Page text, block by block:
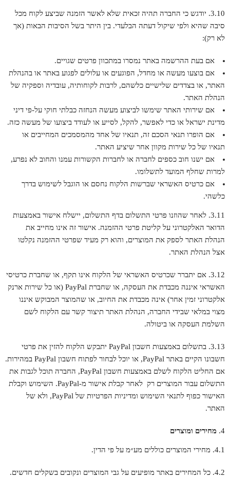
3.10. יודגש כי החברה תהיה זכאית שלא לאשר הזמנה שביצע לקוח מכל
סיבה שהיא ולפי שיקול דעתה הבלעדי. בין היתר בשל הסיבות הבאות (אך
לא רק):
אם בעת ההרשמה באתר נמסרו במתכוון פרטים שגויים.
אם בוצעו מעשה או מחדל, הפוגעים או עלולים לפגוע באתר או בהנהלת
האתר, או בצדדים שלישיים כלשהם, לרבות לקוחותיה, עובדיה וספקיה של
הנהלת האתר.
אם שירותי האתר שימשו לביצוע מעשה הנחזה כבלתי חוקי על-פי דיני
מדינת ישראל או כדי לאפשר, להקל, לסייע או לעודד ביצועו של מעשה כזה.
אם הופרו תנאי הסכם זה, תנאיו של אחד מהמסמכים המחייבים או
תנאיו של כל שירות מקוון אחר שיציע האתר.
אם ישנו חוב כספים לחברה או לחברות הקשורות עמנו והחוב לא נפרע,
למרות שחלף המועד לתשלומו.
אם כרטיס האשראי שברשות הלקוח נחסם או הוגבל לשימוש בדרך
כלשהי.
3.11. לאחר שהוזנו פרטי התשלום בדף התשלום, יישלח אישור באמצעות
הדואר האלקטרוני על קליטת פרטי ההזמנה. אישור זה אינו מחייב את
הנהלת האתר לספק את המוצרים, והוא רק מעיד שפרטי ההזמנה נקלטו
אצל הנהלת האתר.
3.12. אם יתברר שכרטיס האשראי של הלקוח אינו תקף, או שחברת כרטיסי
האשראי איננה מכבדת את העסקה, או שחברת PayPal (או כל שירות ארנק
אלקטרוני זמין אחר) אינה מכבדת את החיוב, או שהמוצר המבוקש איננו
מצוי במלאי שבידי החברה, הנהלת האתר תיצור קשר עם הלקוח לשם
השלמת העסקה או ביטולה.
3.13. בתשלום באמצעות חשבון PayPal יתבקש הלקוח להזין את פרטי
חשבונו הקיים באתר PayPal, או יוכל לבחור לפתוח חשבון PayPal במהירות.
אם החליט הלקוח לשלם באמצעות חשבון PayPal, החברה תוכל לגבות את
התשלום עבור המוצרים רק לאחר קבלת אישור מ-PayPal. השימוש וקבלת
האישור כפוף לתנאי השימוש ומדיניות הפרטיות של PayPal, ולא של
האתר.
מחירים ומוצרים
4.1. מחירי המוצרים כוללים מע״מ על פי הדין.
4.2. כל המחירים באתר מופיעים על גבי המוצרים ונקובים בשקלים חדשים.